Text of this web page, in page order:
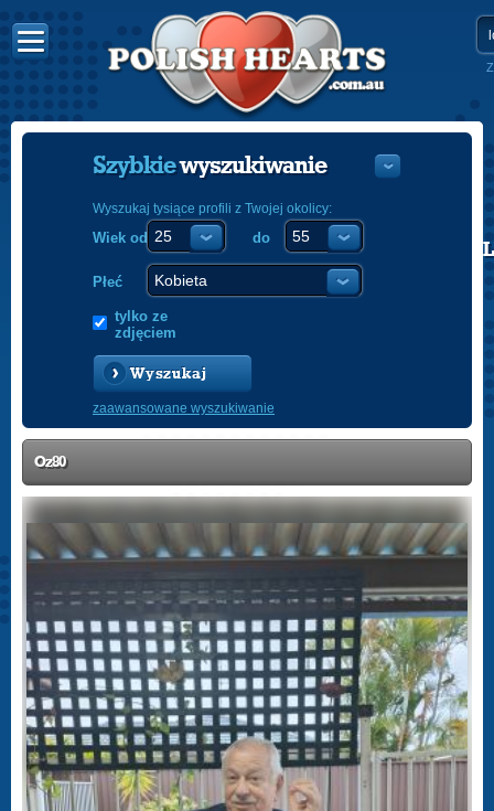
POLISH
Szybkiewyszukiwanie
Wyszukaj tysiące profili z Twojej okolicy:
Wiek od do
Płeć
tylko ze
zdjęciem
Wyszukaj
zaawansowane wyszukiwanie
Oz80